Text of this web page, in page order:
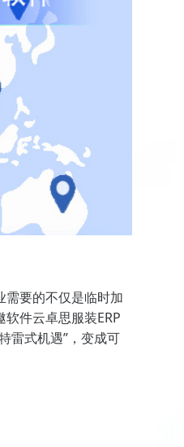
需要的不仅是临时加
件云卓思服装ERP
雷式机遇”，变成可